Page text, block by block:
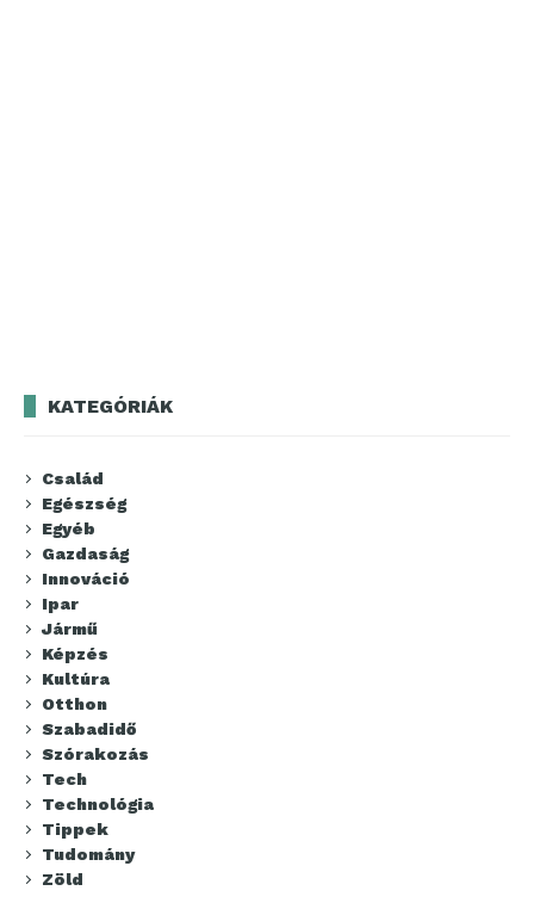
KATEGÓRIÁK
Család
Egészség
Egyéb
Gazdaság
Innováció
Ipar
Jármű
Képzés
Kultúra
Otthon
Szabadidő
Szórakozás
Tech
Technológia
Tippek
Tudomány
Zöld